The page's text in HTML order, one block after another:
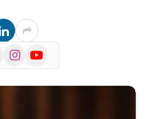
InstagramYouTube